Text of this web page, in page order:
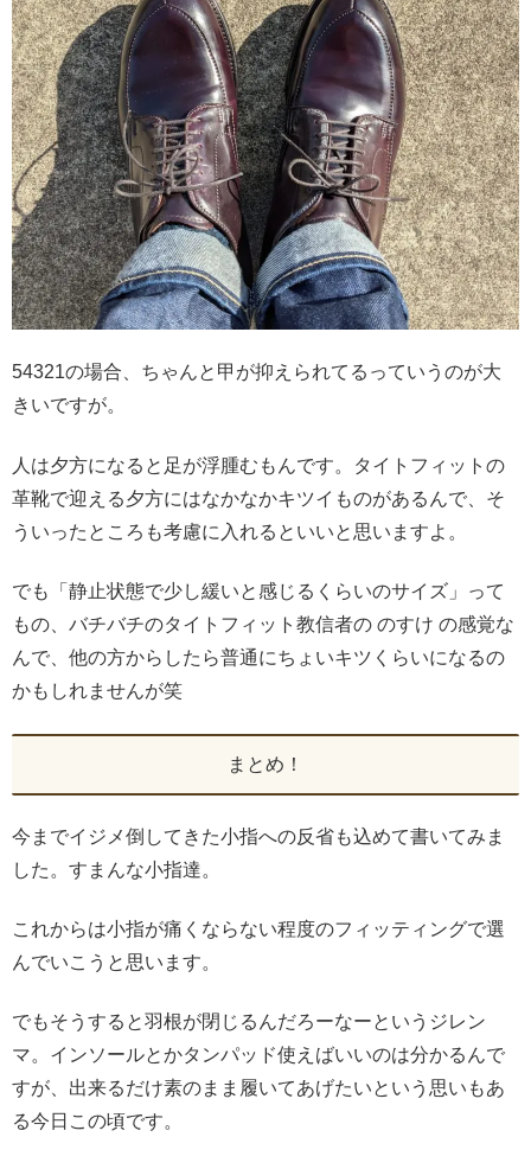
54321の場合、ちゃんと甲が抑えられてるっていうのが大
きいですが。
人は夕方になると足が浮腫むもんです。タイトフィットの
革靴で迎える夕方にはなかなかキツイものがあるんで、そ
ういったところも考慮に入れるといいと思いますよ。
でも「静止状態で少し緩いと感じるくらいのサイズ」って
もの、バチバチのタイトフィット教信者の のすけ の感覚な
んで、他の方からしたら普通にちょいキツくらいになるの
かもしれませんが笑
まとめ！
今までイジメ倒してきた小指への反省も込めて書いてみま
した。すまんな小指達。
これからは小指が痛くならない程度のフィッティングで選
んでいこうと思います。
でもそうすると羽根が閉じるんだろーなーというジレン
マ。インソールとかタンパッド使えばいいのは分かるんで
すが、出来るだけ素のまま履いてあげたいという思いもあ
る今日この頃です。